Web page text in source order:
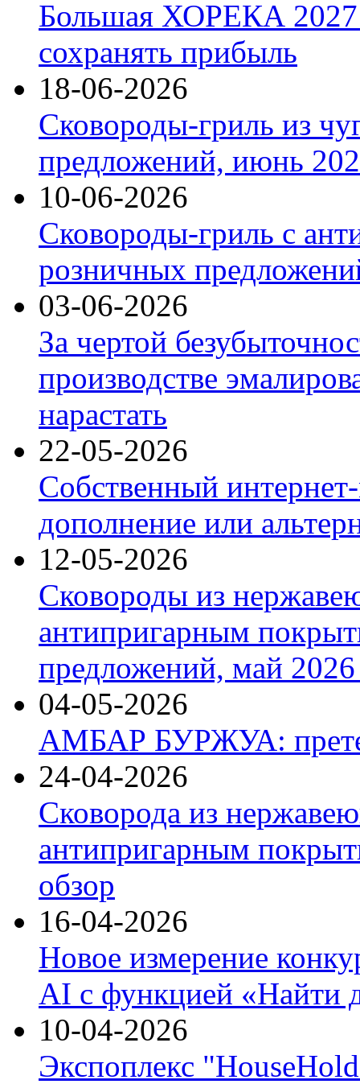
Большая ХОРЕКА 2027:
сохранять прибыль
18-06-2026
Сковороды-гриль из
предложений, июнь
10-06-2026
Сковороды-гриль с
розничных
03-06-2026
За чертой
производстве
нарастать
22-05-2026
Собственный
дополнение или
12-05-2026
Сковороды из
антипригарным
предложений, май 2026
04-05-2026
АМБАР БУРЖУА:
24-04-2026
Сковорода из
антипригарным
обзор
16-04-2026
Новое измерение
AI с функцией «Найти
10-04-2026
Экспоплекс